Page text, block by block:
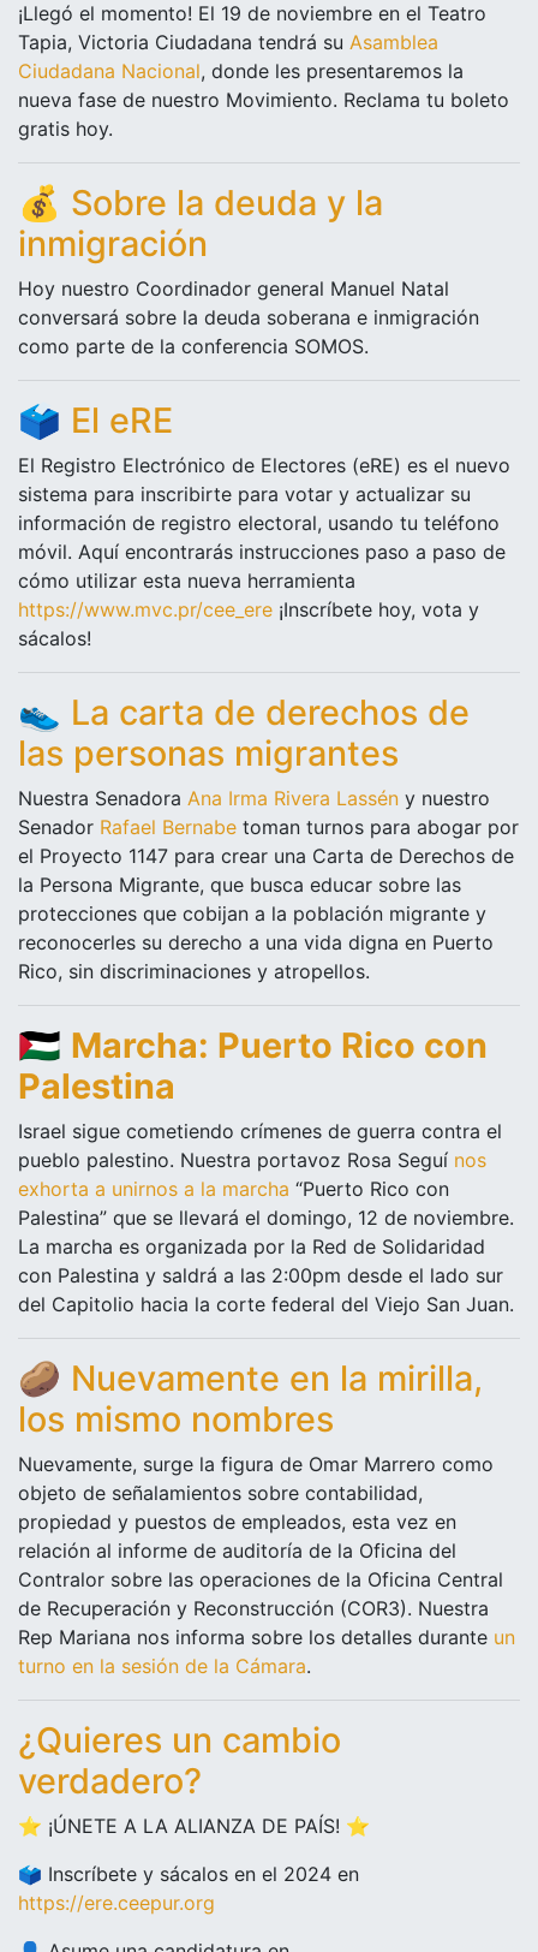
¡Llegó el momento! El 19 de noviembre en el Teatro
Tapia, Victoria Ciudadana tendrá su Asamblea
Ciudadana Nacional, donde les presentaremos la
nueva fase de nuestro Movimiento. Reclama tu boleto
gratis hoy.
💰 Sobre la deuda y la
inmigración
Hoy nuestro Coordinador general Manuel Natal
conversará sobre la deuda soberana e inmigración
como parte de la conferencia SOMOS.
🗳️ El eRE
El Registro Electrónico de Electores (eRE) es el nuevo
sistema para inscribirte para votar y actualizar su
información de registro electoral, usando tu teléfono
móvil. Aquí encontrarás instrucciones paso a paso de
cómo utilizar esta nueva herramienta
https://www.mvc.pr/cee_ere ¡Inscríbete hoy, vota y
sácalos!
👟 La carta de derechos de
las personas migrantes
Nuestra Senadora Ana Irma Rivera Lassén y nuestro
Senador Rafael Bernabe toman turnos para abogar por
el Proyecto 1147 para crear una Carta de Derechos de
la Persona Migrante, que busca educar sobre las
protecciones que cobijan a la población migrante y
reconocerles su derecho a una vida digna en Puerto
Rico, sin discriminaciones y atropellos.
🇵🇸 Marcha: Puerto Rico con
Palestina
Israel sigue cometiendo crímenes de guerra contra el
pueblo palestino. Nuestra portavoz Rosa Seguí nos
exhorta a unirnos a la marcha “Puerto Rico con
Palestina” que se llevará el domingo, 12 de noviembre.
La marcha es organizada por la Red de Solidaridad
con Palestina y saldrá a las 2:00pm desde el lado sur
del Capitolio hacia la corte federal del Viejo San Juan.
🥔 Nuevamente en la mirilla,
los mismo nombres
Nuevamente, surge la figura de Omar Marrero como
objeto de señalamientos sobre contabilidad,
propiedad y puestos de empleados, esta vez en
relación al informe de auditoría de la Oficina del
Contralor sobre las operaciones de la Oficina Central
de Recuperación y Reconstrucción (COR3). Nuestra
Rep Mariana nos informa sobre los detalles durante un
turno en la sesión de la Cámara.
¿Quieres un cambio
verdadero?
⭐️ ¡ÚNETE A LA ALIANZA DE PAÍS! ⭐️
🗳️ Inscríbete y sácalos en el 2024 en
https://ere.ceepur.org